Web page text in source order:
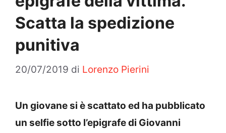
Scatta la spedizione
punitiva
20/07/2019 di Lorenzo Pierini
Un giovane si è scattato ed ha pubblicato
un selfie sotto l’epigrafe di Giovanni